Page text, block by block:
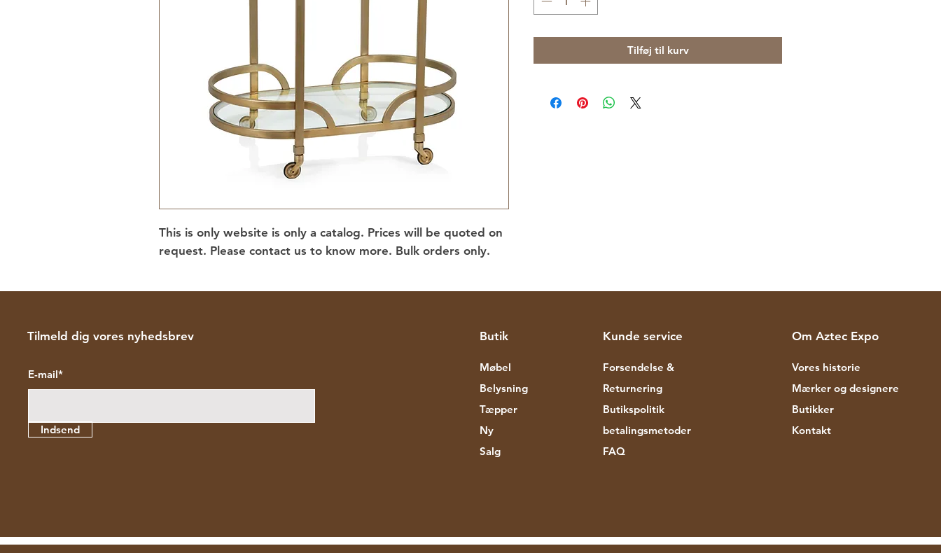
This is only website is only a catalog. Prices will be quoted on
request. Please contact us to know more. Bulk orders only.
Tilføj til kurv
Tilmeld dig vores nyhedsbrev
E-mail*
Indsend
Butik
Møbel
Belysning
Tæpper
Ny
Salg
Kunde service
Forsendelse &
Returnering
Butikspolitik
betalingsmetoder
FAQ
Om Aztec Expo
Vores historie
Mærker og designere
Butikker
Kontakt